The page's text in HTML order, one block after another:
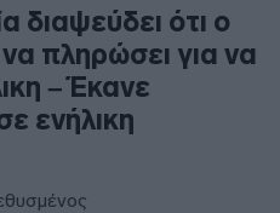
διαψεύδει ότι ο
πληρώσει για να
– Έκανε
ενήλικη